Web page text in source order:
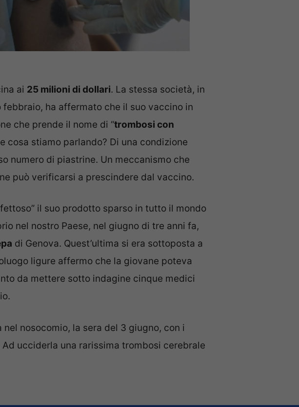
ai 25 milioni di dollari. La stessa società, in
ha affermato che il suo vaccino in
che prende il nome di “trombosi con
cosa stiamo parlando? Di una condizione
numero di piastrine. Un meccanismo che
può verificarsi a prescindere dal vaccino.
il suo prodotto sparso in tutto il mondo
nel nostro Paese, nel giugno di tre anni fa,
di Genova. Quest’ultima si era sottoposta a
ligure affermo che la giovane poteva
da mettere sotto indagine cinque medici
nosocomio, la sera del 3 giugno, con i
ucciderla una rarissima trombosi cerebrale